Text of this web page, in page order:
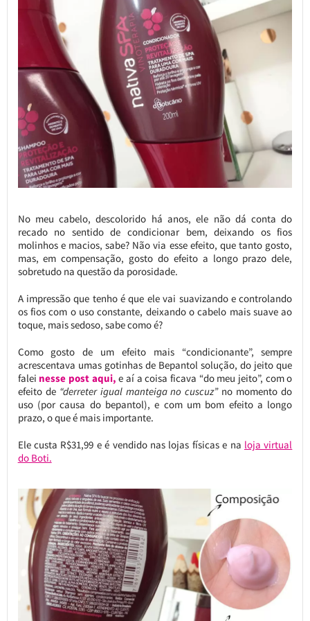
No meu cabelo, descolorido há anos, ele não dá conta do
recado no sentido de condicionar bem, deixando os fios
molinhos e macios, sabe? Não via esse efeito, que tanto gosto,
mas, em compensação, gosto do efeito a longo prazo dele,
sobretudo na questão da porosidade.
A impressão que tenho é que ele vai suavizando e controlando
os fios com o uso constante, deixando o cabelo mais suave ao
toque, mais sedoso, sabe como é?
Como gosto de um efeito mais “condicionante”, sempre
acrescentava umas gotinhas de Bepantol solução, do jeito que
falei nesse post aqui,e aí a coisa ficava “do meu jeito”, com o
efeito de “derreter igual manteiga no cuscuz”no momento do
uso (por causa do bepantol), e com um bom efeito a longo
prazo, o que é mais importante.
Ele custa R$31,99 e é vendido nas lojas físicas e na loja virtual
do Boti.